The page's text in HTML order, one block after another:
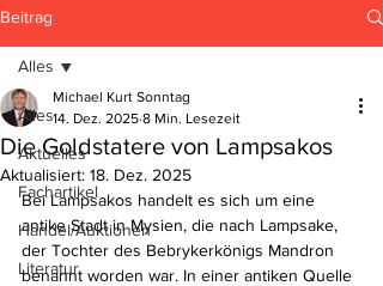
Beitrag
Alles
Aktuelles
Fachartikel
Handel/Auktionen
Literatur
Alles
Die Goldstatere von Lampsakos
Michael Kurt Sonntag
14. Dez. 2025 8 Min. Lesezeit
Aktualisiert: 18. Dez. 2025
Bei Lampsakos handelt es sich um eine
antike Stadt in Mysien, die nach Lampsake,
der Tochter des Bebrykerkönigs Mandron
benannt worden war. In einer antiken Quelle